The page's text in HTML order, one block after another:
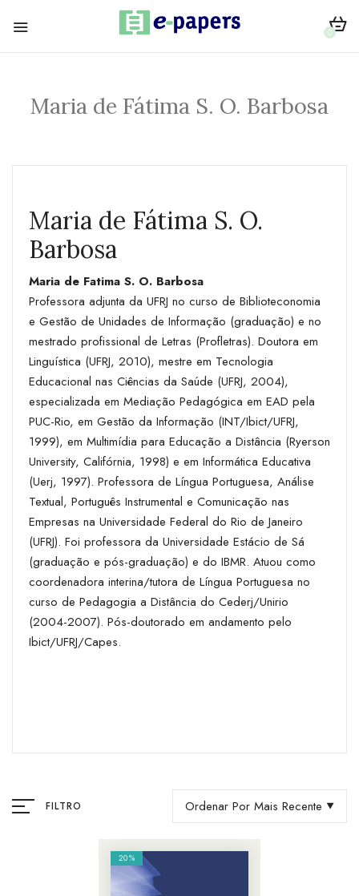
0
Maria de Fátima S. O. Barbosa
Maria de Fátima S. O.
Barbosa
Maria de Fatima S. O. Barbosa
Professora adjunta da UFRJ no curso de Biblioteconomia
e Gestão de Unidades de Informação (graduação) e no
mestrado profissional de Letras (Profletras). Doutora em
Linguística (UFRJ, 2010), mestre em Tecnologia
Educacional nas Ciências da Saúde (UFRJ, 2004),
especializada em Mediação Pedagógica em EAD pela
PUC-Rio, em Gestão da Informação (INT/Ibict/UFRJ,
1999), em Multimídia para Educação a Distância (Ryerson
University, Califórnia, 1998) e em Informática Educativa
(Uerj, 1997). Professora de Língua Portuguesa, Análise
Textual, Português Instrumental e Comunicação nas
Empresas na Universidade Federal do Rio de Janeiro
(UFRJ). Foi professora da Universidade Estácio de Sá
(graduação e pós-graduação) e do IBMR. Atuou como
coordenadora interina/tutora de Língua Portuguesa no
curso de Pedagogia a Distância do Cederj/Unirio
(2004-2007). Pós-doutorado em andamento pelo
Ibict/UFRJ/Capes.
FILTRO Ordenar Por Mais Recente
20%